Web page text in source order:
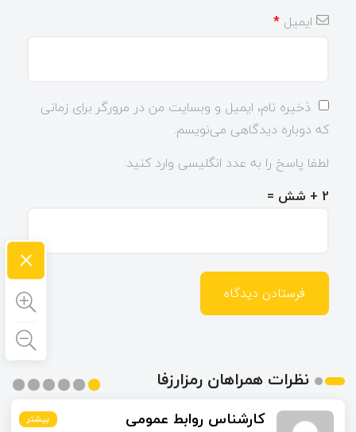
ایمیل *
ذخیره نام، ایمیل و وبسایت من در مرورگر برای زمانی
که دوباره دیدگاهی می‌نویسم.
لطفا پاسخ را به عدد انگلیسی وارد کنید:
2 + شش =
نظرات همراهان رمزارزفا
کارشناس روابط عمومی بیشتر
بیشتر
بیشتر
بیشتر
بیشتر
بیشتر
×